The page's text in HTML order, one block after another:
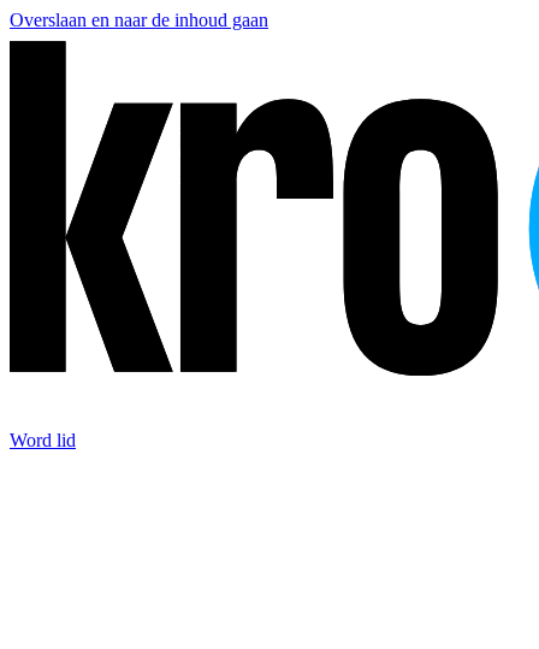
Overslaan en naar de inhoud gaan
Word lid